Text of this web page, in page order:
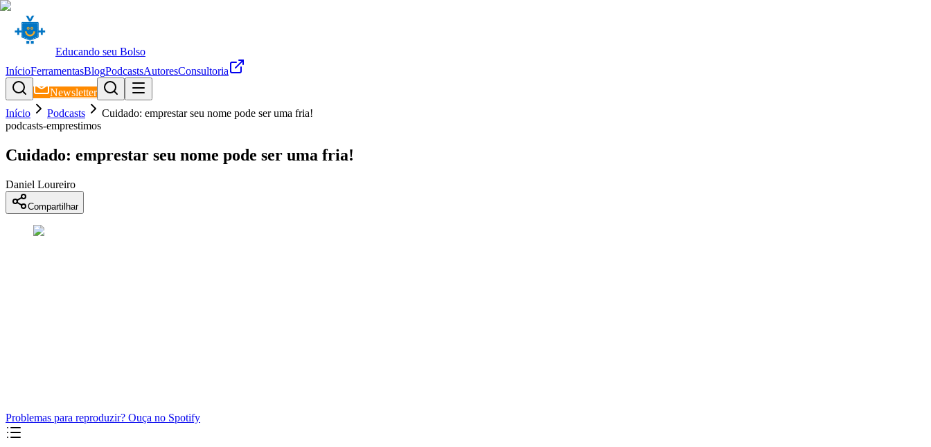
Educando seu Bolso
InícioFerramentasBlogPodcastsAutoresConsultoria
Newsletter
Início
Podcasts
Cuidado: emprestar seu nome pode ser uma fria!
podcasts-emprestimos
Cuidado: emprestar seu nome pode ser uma fria!
Daniel Loureiro
Compartilhar
Problemas para reproduzir? Ouça no Spotify